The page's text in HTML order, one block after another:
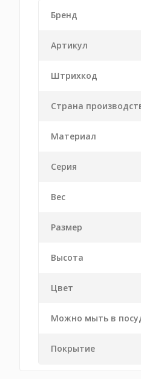
Бренд
Артикул
Штрихкод
Страна
Материал
Серия
Вес
Размер
Высота
Цвет
Можно мыть в
Покрытие